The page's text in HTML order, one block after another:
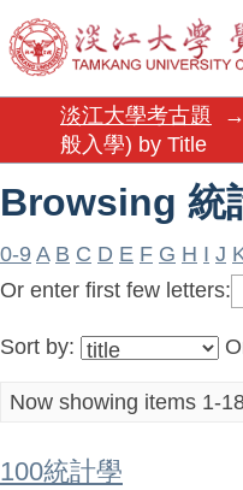
Browsing 統
淡江大學考古題 →
般入學) by Title
Browsing 統
0-9 A B C D E F G H I J
Or enter first few letters:
Sort by:
Now showing items 1-
100統計學